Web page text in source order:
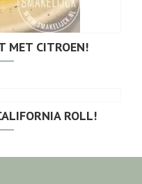
MET CITROEN!
ROLL!